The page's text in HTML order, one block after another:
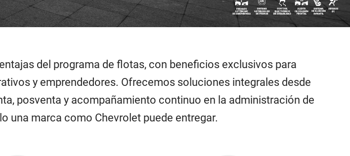
del programa de flotas, con beneficios exclusivos para
y emprendedores. Ofrecemos soluciones integrales desde
posventa y acompañamiento continuo en la administración de
una marca como Chevrolet puede entregar.